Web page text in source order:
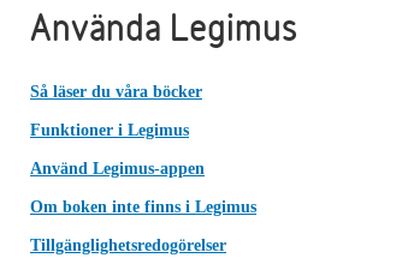
Använda Legimus
Så läser du våra böcker
Funktioner i Legimus
Använd Legimus-appen
Om boken inte finns i Legimus
Tillgänglighetsredogörelser